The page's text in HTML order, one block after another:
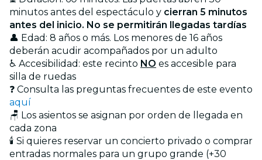
minutos antes del espectáculo y cierran 5 minutos
antes del inicio. No se permitirán llegadas tardías
👤 Edad: 8 años o más. Los menores de 16 años
deberán acudir acompañados por un adulto
♿ Accesibilidad: este recinto NO es accesible para
silla de ruedas
❓ Consulta las preguntas frecuentes de este evento
aquí
🪑 Los asientos se asignan por orden de llegada en
cada zona
🕯️ Si quieres reservar un concierto privado o comprar
entradas normales para un grupo grande (+30